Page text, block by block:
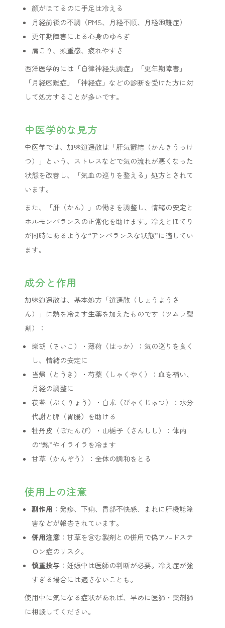
顔がほてるのに手足は冷える
月経前後の不調（PMS、月経不順、月経困難症）
更年期障害による心身のゆらぎ
肩こり、頭重感、疲れやすさ
西洋医学的には「自律神経失調症」「更年期障害」
「月経困難症」「神経症」などの診断を受けた方に対
して処方することが多いです。
中医学的な見方
中医学では、加味逍遥散は「肝気鬱結（かんきうっけ
つ）」という、ストレスなどで気の流れが悪くなった
状態を改善し、「気血の巡りを整える」処方とされて
います。
また、「肝（かん）」の働きを調整し、情緒の安定と
ホルモンバランスの正常化を助けます。冷えとほてり
が同時にあるような“アンバランスな状態”に適してい
ます。
成分と作用
加味逍遥散は、基本処方「逍遥散（しょうようさ
ん）」に熱を冷ます生薬を加えたものです（ツムラ製
剤）：
柴胡（さいこ）・薄荷（はっか）：気の巡りを良く
し、情緒の安定に
当帰（とうき）・芍薬（しゃくやく）：血を補い、
月経の調整に
茯苓（ぶくりょう）・白朮（びゃくじゅつ）：水分
代謝と脾（胃腸）を助ける
牡丹皮（ぼたんぴ）・山梔子（さんしし）：体内
の“熱”やイライラを冷ます
甘草（かんぞう）：全体の調和をとる
使用上の注意
副作用 ：発疹、下痢、胃部不快感、まれに肝機能障
害などが報告されています。
併用注意 ：甘草を含む製剤との併用で偽アルドステ
ロン症のリスク。
慎重投与 ：妊娠中は医師の判断が必要。冷え症が強
すぎる場合には適さないことも。
使用中に気になる症状があれば、早めに医師・薬剤師
に相談してください。